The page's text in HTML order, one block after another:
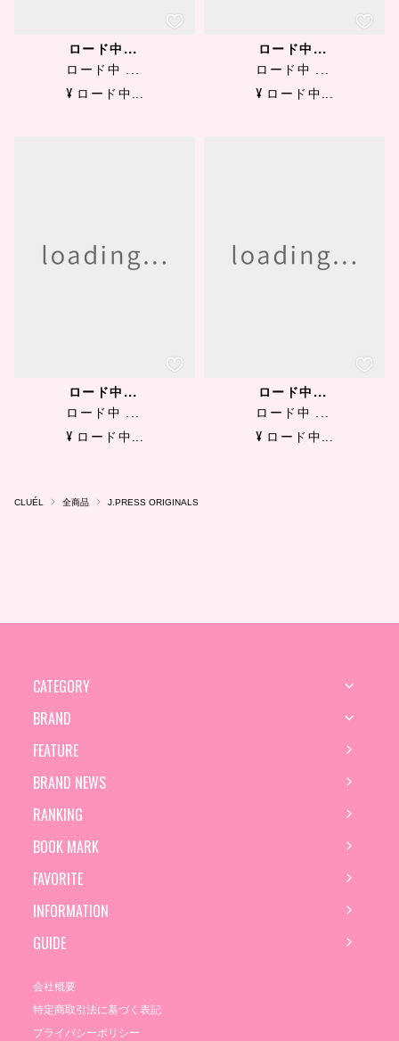
ロード中...
ロード中 ...
¥ ロード中...
ロード中...
ロード中 ...
¥ ロード中...
ロード中...
ロード中 ...
¥ ロード中...
ロード中...
ロード中 ...
¥ ロード中...
CLUÉL 全商品 J.PRESS ORIGINALS
CATEGORY
BRAND
FEATURE
BRAND NEWS
RANKING
BOOK MARK
FAVORITE
INFORMATION
GUIDE
会社概要
特定商取引法に基づく表記
プライバシーポリシー